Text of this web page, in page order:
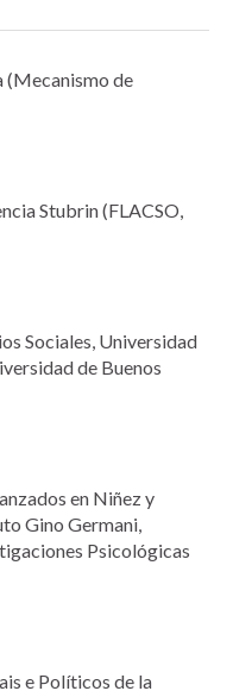
(Mecanismo de
Stubrin (FLACSO,
Sociales, Universidad
de Buenos
en Niñez y
Gino Germani,
Psicológicas
e Políticos de la